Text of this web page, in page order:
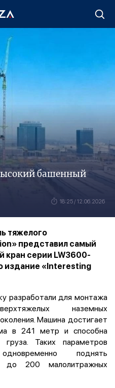
башенный
18:25 / 12.06.2026
тяжелого
представил самый
кран серии LW3600-
издание «Interesting
разработали для монтажа
наземных
Машина достигает
в 241 метр и способна
Таких параметров
поднять
до 200 малолитражных